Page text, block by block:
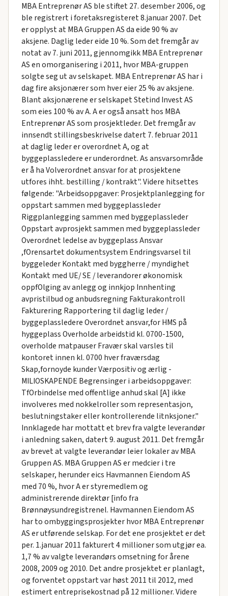
MBA Entreprenør AS ble stiftet 27. desember 2006, og
ble registrert i foretaksregisteret 8.januar 2007. Det
er opplyst at MBA Gruppen AS da eide 90 % av
aksjene. Daglig leder eide 10 %. Som det fremgår av
notat av 7. juni 2011, gjennomgikk MBA Entreprenør
AS en omorganisering i 2011, hvor MBA-gruppen
solgte seg ut av selskapet. MBA Entreprenør AS har i
dag fire aksjonærer som hver eier 25 % av aksjene.
Blant aksjonærene er selskapet Stetind Invest AS
som eies 100 % av A. A er også ansatt hos MBA
Entreprenør AS som prosjektleder. Det fremgår av
innsendt stillingsbeskrivelse datert 7. februar 2011
at daglig leder er overordnet A, og at
byggeplassledere er underordnet. As ansvarsområde
er å ha Volverordnet ansvar for at prosjektene
utfores ihht. bestilling / kontrakt". Videre hitsettes
følgende: "Arbeidsoppgaver: Prosjektplanlegging for
oppstart sammen med byggeplassleder
Riggplanlegging sammen med byggeplassleder
Oppstart avprosjekt sammen med byggeplassleder
Overordnet ledelse av byggeplass Ansvar
,fOrensartet dokumentsystem Endringsvarsel til
byggeleder Kontakt med byggherre / myndighet
Kontakt med UE/ SE / leverandorer økonomisk
oppfOlging av anlegg og innkjop Innhenting
avpristilbud og anbudsregning Fakturakontroll
Fakturering Rapportering til daglig leder /
byggeplassledere Overordnet ansvar,for HMS på
hyggeplass Overholde arbeidstid kl. 0700-1500,
overholde matpauser Fravær skal varsles til
kontoret innen kl. 0700 hver fraværsdag
Skap,fornoyde kunder Værpositiv og ærlig -
MILIOSKAPENDE Begrensinger i arbeidsoppgaver:
TfOrbindelse med offentlige anhud skal [A] ikke
involveres med nokkelroller som representasjon,
beslutningstaker eller kontrollerende litnksjoner."
Innklagede har mottatt et brev fra valgte leverandør
i anledning saken, datert 9. august 2011. Det fremgår
av brevet at valgte leverandør leier lokaler av MBA
Gruppen AS. MBA Gruppen AS er medcier i tre
selskaper, herunder eics Havmannen Eiendom AS
med 70 %, hvor A er styremedlem og
administrerende direktør [info fra
Brønnøysundregistrenel. Havmannen Eiendom AS
har to ombyggingsprosjekter hvor MBA Entreprenør
AS er utførende selskap. For det ene prosjektet er det
per. 1.januar 2011 fakturert 4 millioner som utgjør ea.
1,7 % av valgte leverandørs omsetning for årene
2008, 2009 og 2010. Det andre prosjektet er planlagt,
og forventet oppstart var høst 2011 til 2012, med
estimert entreprisekostnad på 12 millioner. Videre